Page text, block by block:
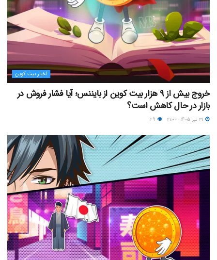
اخبار بیت کوین
خروج بیش از ۹ هزار بیت کوین از بایننس؛ آیا فشار فروش در
بازار در حال کاهش است؟